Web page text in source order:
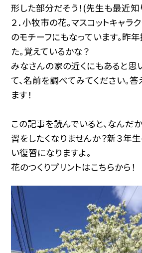
形した部分だそう！(先生も最近知
２．小牧市の花。マスコットキャラ
のモチーフにもなっています。昨
た。覚えているかな？
みなさんの家の近くにもあると思
て、名前を調べてみてください。
ます！
この記事を読んでいると、なんだ
習をしたくなりませんか？新３年
い復習になりますよ。
花のつくりプリントはこちらから ！